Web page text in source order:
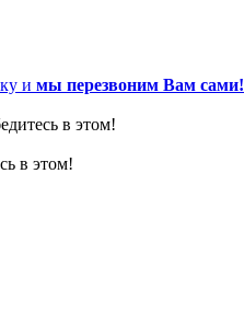
и мы перезвоним Вам сами!
в этом!
в этом!